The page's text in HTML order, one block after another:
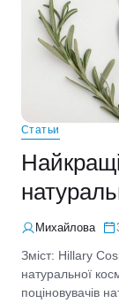
Статьи
Михайлова
Зміст: Hillary
натуральної
поціновувачів